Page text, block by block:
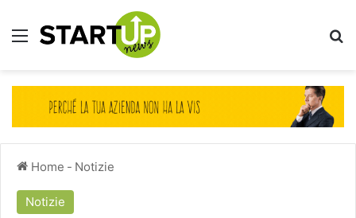
Menu
Home - Notizie
Notizie